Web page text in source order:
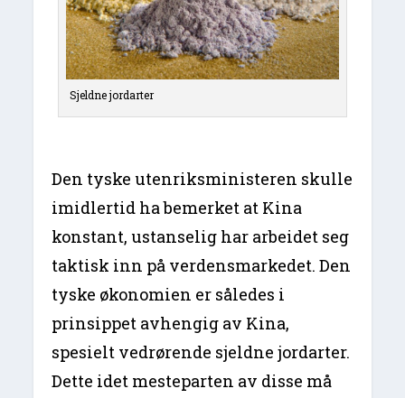
Sjeldne jordarter
Den tyske utenriksministeren skulle
imidlertid ha bemerket at Kina
konstant, ustanselig har arbeidet seg
taktisk inn på verdensmarkedet. Den
tyske økonomien er således i
prinsippet avhengig av Kina,
spesielt vedrørende sjeldne jordarter.
Dette idet mesteparten av disse må